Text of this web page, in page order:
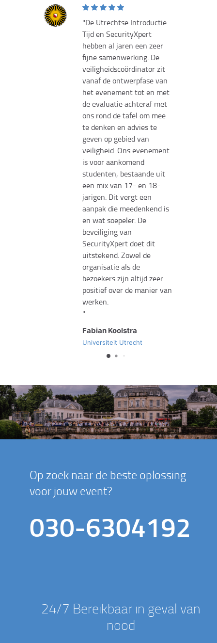
De Utrechtse Introductie
Tijd en SecurityXpert
hebben al jaren een zeer
fijne samenwerking. De
veiligheidscoördinator zit
vanaf de ontwerpfase van
het evenement tot en met
de evaluatie achteraf met
ons rond de tafel om mee
te denken en advies te
geven op gebied van
veiligheid. Ons evenement
is voor aankomend
studenten, bestaande uit
een mix van 17- en 18-
jarigen. Dit vergt een
aanpak die meedenkend is
en wat soepeler. De
beveiliging van
SecurityXpert doet dit
uitstekend. Zowel de
organisatie als de
bezoekers zijn altijd zeer
positief over de manier van
werken.
Fabian Koolstra
Universiteit Utrecht
Op zoek naar de beste oplossing
voor jouw event?
030-6304192
24/7 Bereikbaar in geval van
nood